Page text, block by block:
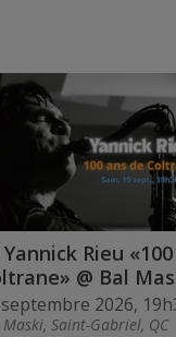
Yannick Rieu
@ Bal
2026,
Maski, Saint-Gabriel, QC